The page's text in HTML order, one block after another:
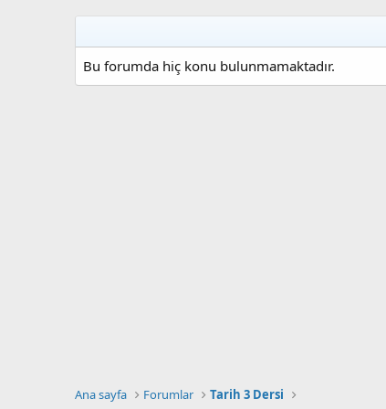
Bu forumda hiç konu bulunmamaktadır.
Ana sayfa Forumlar Tarih 3 Dersi